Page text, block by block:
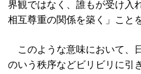
界観ではなく、誰もが受け入
相互尊重の関係を築く」こと
このような意味において、
のいう秩序などビリビリに引